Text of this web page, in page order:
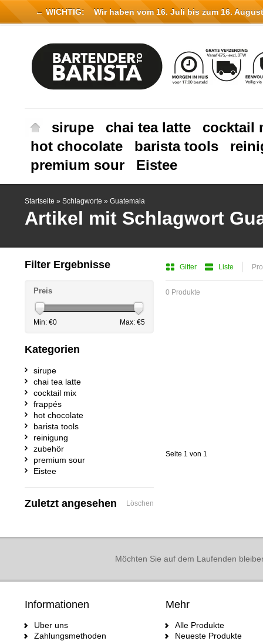
sirupe chai tea latte
cocktail
hot chocolate
barista tools
premium sour
Eistee
Startseite » Schlagworte » Guatemala
Artikel mit Schlagwort
Gitter Liste
0 Produkte
Seite 1 von 1
Filter Ergebnisse
Preis
Min: €0 Max: €5
Kategorien
sirupe
chai tea latte
cocktail mix
frappés
hot chocolate
barista tools
reinigung
zubehör
premium sour
Eistee
Zuletzt angesehen Löschen
Möchten Sie auf dem Laufenden
Informationen
Uber uns
Zahlungsmethoden
Mehr
Alle Produkte
Neueste Produkte
← WICHTIG: Wir haben vom 16. Juli bis zum 16.